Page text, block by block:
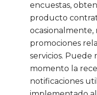
encuestas,
producto
promociones
servicios.
momento la
notificaciones